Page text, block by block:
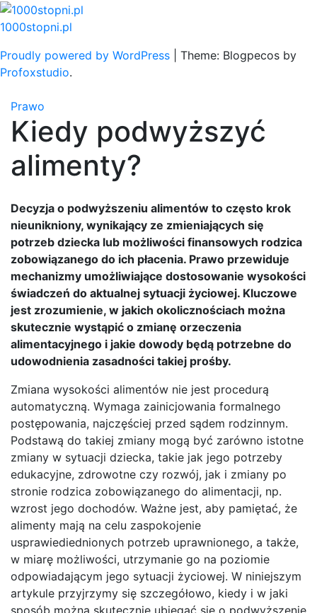
Skip
to
1000stopni.pl
Proudly powered by WordPress
Theme: Blogpecos by
Profoxstudio.
Prawo
Kiedy podwyższyć
alimenty?
Decyzja o podwyższeniu alimentów to często krok
nieunikniony, wynikający ze zmieniających się
potrzeb dziecka lub możliwości finansowych rodzica
zobowiązanego do ich płacenia. Prawo przewiduje
mechanizmy umożliwiające dostosowanie wysokości
świadczeń do aktualnej sytuacji życiowej. Kluczowe
jest zrozumienie, w jakich okolicznościach można
skutecznie wystąpić o zmianę orzeczenia
alimentacyjnego i jakie dowody będą potrzebne do
udowodnienia zasadności takiej prośby.
Zmiana wysokości alimentów nie jest procedurą
automatyczną. Wymaga zainicjowania formalnego
postępowania, najczęściej przed sądem rodzinnym.
Podstawą do takiej zmiany mogą być zarówno istotne
zmiany w sytuacji dziecka, takie jak jego potrzeby
edukacyjne, zdrowotne czy rozwój, jak i zmiany po
stronie rodzica zobowiązanego do alimentacji, np.
wzrost jego dochodów. Ważne jest, aby pamiętać, że
alimenty mają na celu zaspokojenie
usprawiediednionych potrzeb uprawnionego, a także,
w miarę możliwości, utrzymanie go na poziomie
odpowiadającym jego sytuacji życiowej. W niniejszym
artykule przyjrzymy się szczegółowo, kiedy i w jaki
sposób można skutecznie ubiegać się o podwyższenie